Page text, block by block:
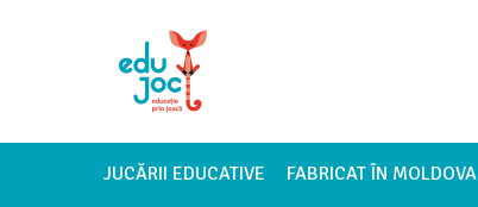
Alege Vârsta
JUCĂRII EDUCATIVE FABRICAT ÎN MOLDOVA